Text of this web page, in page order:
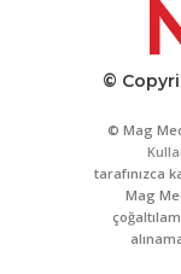
©
© Mag
tarafınızca
Mag